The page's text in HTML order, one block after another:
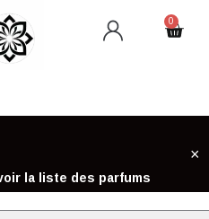
0
Cart
la liste des parfums
×